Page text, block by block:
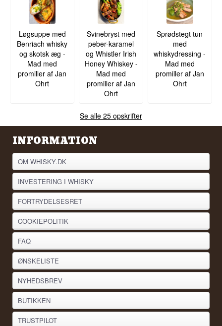
Løgsuppe med
Benriach whisky
og skotsk æg -
Mad med
promiller af Jan
Ohrt
Svinebryst med
peber-karamel
og Whistler Irish
Honey Whiskey -
Mad med
promiller af Jan
Ohrt
Sprødstegt tun
med
whiskydressing -
Mad med
promiller af Jan
Ohrt
Se alle 25 opskrifter
INFORMATION
OM WHISKY.DK
INVESTERING I WHISKY
FORTRYDELSESRET
COOKIEPOLITIK
FAQ
ØNSKELISTE
NYHEDSBREV
BUTIKKEN
TRUSTPILOT